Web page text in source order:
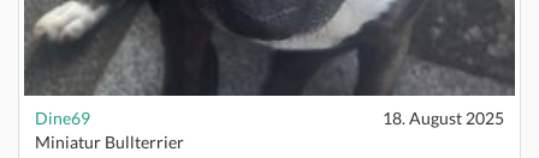
Dine69
18. August 2025
Miniatur Bullterrier